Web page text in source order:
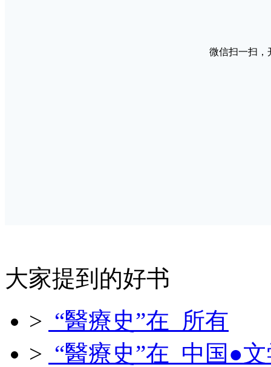
微信扫一扫，
大家提到的好书
> “醫療史”在 所有
> “醫療史”在 中国●